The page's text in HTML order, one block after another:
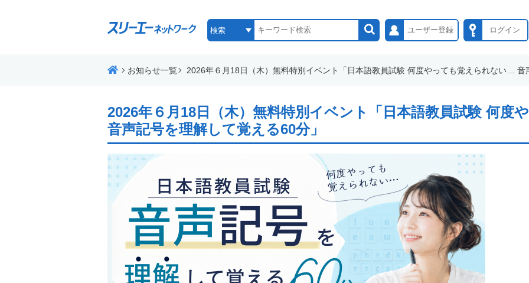
ユーザー登録 ログイン
お知らせ一覧 2026年６月18日（木）無料特別イベント「日本語教員試験 何度やっても覚えられない… 音声記号を
2026年６月18日（木）無料特別イベント「日本語教員試験 何度
音声記号を理解して覚える60分」